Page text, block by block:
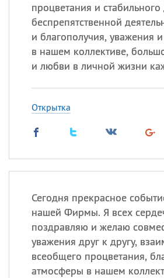
процветания и
беспрепятственной
и благополучия, уважения
в нашем коллективе,
и любви в личной жизни
Открытка
Сегодня прекрасное
нашей Фирмы. Я всех
поздравляю и желаю
уважения друг к другу,
всеобщего процветания,
атмосферы в нашем
Сегодня